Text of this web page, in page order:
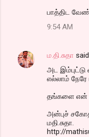
s
பாத்திட
9:54 AM
ம.தி.சுதா
அட இம்புட்டு
எல்லாம்
தங்களை என்
அன்புச்
மதி.சுதா.
http://